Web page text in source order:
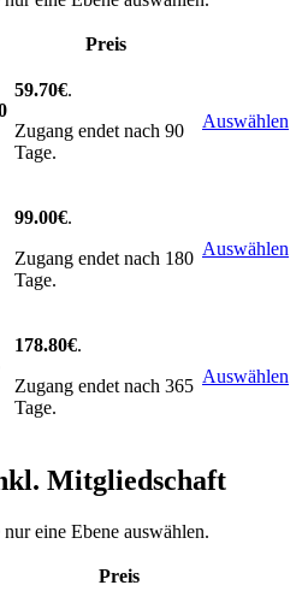
Preis
59.70€.
Zugang endet nach 90
Tage.
Auswählen
99.00€.
Zugang endet nach 180
Tage.
Auswählen
178.80€.
Zugang endet nach 365
Tage.
Auswählen
Mitgliedschaft
eine Ebene auswählen.
Preis